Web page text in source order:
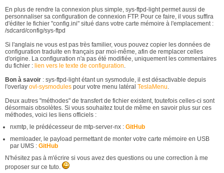
En plus de rendre la connexion plus simple, sys-ftpd-light permet aussi de
personnaliser sa configuration de connexion FTP. Pour ce faire, il vous suffira
d'éditer le fichier "config.ini" situé dans votre carte mémoire à l'emplacement :
/sdcard/config/sys-ftpd
Si l'anglais ne vous est pas très familier, vous pouvez copier les données de
configuration traduite en français par moi-même, afin de remplacer celles
d'origine. La configuration n'a pas été modifiée, uniquement les commentaires
du fichier : lien vers le texte de configuration.
Bon à savoir : sys-ftpd-light étant un sysmodule, il est désactivable depuis
l'overlay ovl-sysmodules pour votre menu latéral TeslaMenu.
Deux autres "méthodes" de transfert de fichier existent, toutefois celles-ci sont
désormais obsolètes. Si vous souhaitez tout de même en savoir plus sur ces
méthodes, voici les liens officiels :
nxmtp, le prédécesseur de mtp-server-nx : GitHub
memloader, le payload permettant de monter votre carte mémoire en USB
par UMS : GitHub
N'hésitez pas à m'écrire si vous avez des questions ou une correction à me
proposer sur ce tuto.